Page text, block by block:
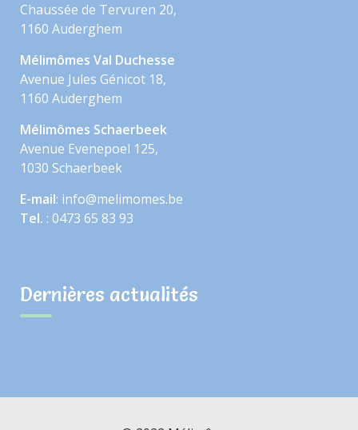
Chaussée de Tervuren 20,
1160 Auderghem
Mélimômes Val Duchesse
Avenue Jules Génicot 18,
1160 Auderghem
Mélimômes Schaerbeek
Avenue Evenepoel 125,
1030 Schaerbeek
E-mail: info@melimomes.be
Tel. : 0473 65 83 93
Dernières actualités